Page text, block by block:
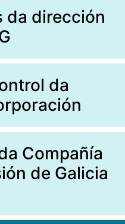
da dirección
da
Compañía
de Galicia